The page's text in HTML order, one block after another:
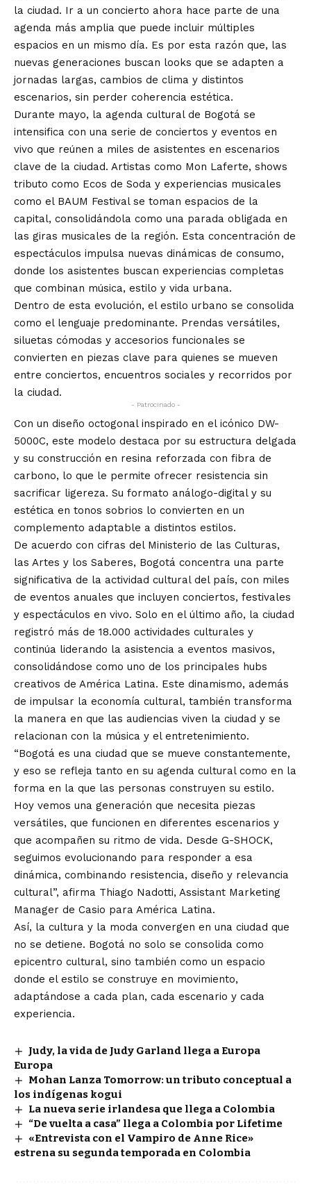
la ciudad. Ir a un concierto ahora hace parte de una
agenda más amplia que puede incluir múltiples
espacios en un mismo día. Es por esta razón que, las
nuevas generaciones buscan looks que se adapten a
jornadas largas, cambios de clima y distintos
escenarios, sin perder coherencia estética.
Durante mayo, la agenda cultural de Bogotá se
intensifica con una serie de conciertos y eventos en
vivo que reúnen a miles de asistentes en escenarios
clave de la ciudad. Artistas como Mon Laferte, shows
tributo como Ecos de Soda y experiencias musicales
como el BAUM Festival se toman espacios de la
capital, consolidándola como una parada obligada en
las giras musicales de la región. Esta concentración de
espectáculos impulsa nuevas dinámicas de consumo,
donde los asistentes buscan experiencias completas
que combinan música, estilo y vida urbana.
Dentro de esta evolución, el estilo urbano se consolida
como el lenguaje predominante. Prendas versátiles,
siluetas cómodas y accesorios funcionales se
convierten en piezas clave para quienes se mueven
entre conciertos, encuentros sociales y recorridos por
la ciudad.
- Patrocinado -
Con un diseño octogonal inspirado en el icónico DW-
5000C, este modelo destaca por su estructura delgada
y su construcción en resina reforzada con fibra de
carbono, lo que le permite ofrecer resistencia sin
sacrificar ligereza. Su formato análogo-digital y su
estética en tonos sobrios lo convierten en un
complemento adaptable a distintos estilos.
De acuerdo con cifras del Ministerio de las Culturas,
las Artes y los Saberes, Bogotá concentra una parte
significativa de la actividad cultural del país, con miles
de eventos anuales que incluyen conciertos, festivales
y espectáculos en vivo. Solo en el último año, la ciudad
registró más de 18.000 actividades culturales y
continúa liderando la asistencia a eventos masivos,
consolidándose como uno de los principales hubs
creativos de América Latina. Este dinamismo, además
de impulsar la economía cultural, también transforma
la manera en que las audiencias viven la ciudad y se
relacionan con la música y el entretenimiento.
“Bogotá es una ciudad que se mueve constantemente,
y eso se refleja tanto en su agenda cultural como en la
forma en la que las personas construyen su estilo.
Hoy vemos una generación que necesita piezas
versátiles, que funcionen en diferentes escenarios y
que acompañen su ritmo de vida. Desde G-SHOCK,
seguimos evolucionando para responder a esa
dinámica, combinando resistencia, diseño y relevancia
cultural”, afirma Thiago Nadotti, Assistant Marketing
Manager de Casio para América Latina.
Así, la cultura y la moda convergen en una ciudad que
no se detiene. Bogotá no solo se consolida como
epicentro cultural, sino también como un espacio
donde el estilo se construye en movimiento,
adaptándose a cada plan, cada escenario y cada
experiencia.
Judy, la vida de Judy Garland llega a Europa
Europa
Mohan Lanza Tomorrow: un tributo conceptual a
los indígenas kogui
La nueva serie irlandesa que llega a Colombia
“De vuelta a casa” llega a Colombia por Lifetime
«Entrevista con el Vampiro de Anne Rice»
estrena su segunda temporada en Colombia